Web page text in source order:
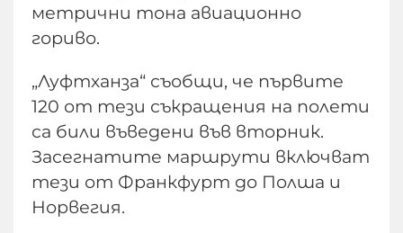
метрични тона авиационно
гориво.
„Луфтханза“ съобщи, че първите
120 от тези съкращения на полети
са били въведени във вторник.
Засегнатите маршрути включват
тези от Франкфурт до Полша и
Норвегия.